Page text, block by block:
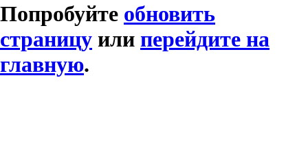
Попробуйте обновить
страницу или перейдите на
главную.